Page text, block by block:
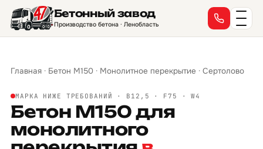
Бетонный завод
Производство бетона · Ленобласть
Главная · Бетон М150 · Монолитное перекрытие · Сертолово
МАРКА НИЖЕ ТРЕБОВАНИЙ · B12,5 · F75 · W4
Бетон М150 для
монолитного